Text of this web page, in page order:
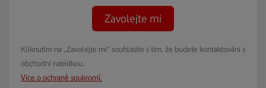
Zavolejte mi
Kliknutím na „Zavolejte mi“ souhlasíte s tím, že budete kontaktováni s
obchodní nabídkou.
Více o ochraně soukromí.